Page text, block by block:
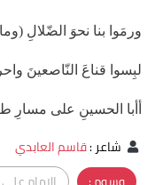
ورمَوا بنا نحوَ الضّلالِ
لبِسوا قناعَ النّاصعينَ
أأبا الحسينِ على
شاعر:قاسم العابدي